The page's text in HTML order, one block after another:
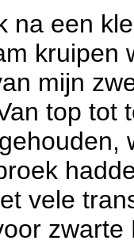
na een
kruipen
mijn
top tot
vele
zwarte